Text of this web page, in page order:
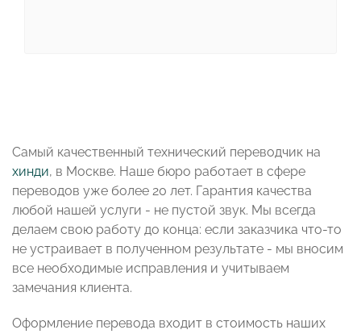
Самый качественный технический переводчик на
хинди, в Москве. Наше бюро работает в сфере
переводов уже более 20 лет. Гарантия качества
любой нашей услуги - не пустой звук. Мы всегда
делаем свою работу до конца: если заказчика что-то
не устраивает в полученном результате - мы вносим
все необходимые исправления и учитываем
замечания клиента.
Оформление перевода входит в стоимость наших